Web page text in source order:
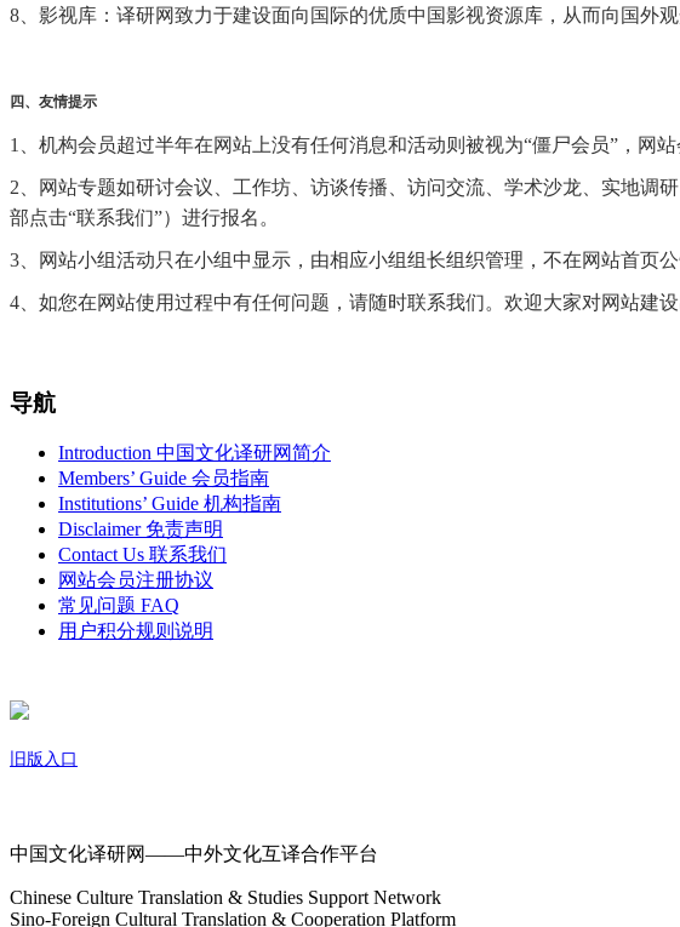
8、影视库：译研网致力于建设面向国际的优质中国影视资源库，从而向国外
四、友情提示
1、机构会员超过半年在网站上没有任何消息和活动则被视为“僵尸会员”，网
2、网站专题如研讨会议、工作坊、访谈传播、访问交流、学术沙龙、实地调
部点击“联系我们”）进行报名。
3、网站小组活动只在小组中显示，由相应小组组长组织管理，不在网站首页公
4、如您在网站使用过程中有任何问题，请随时联系我们。欢迎大家对网站建
导航
Introduction 中国文化译研网简介
Members’ Guide 会员指南
Institutions’ Guide 机构指南
Disclaimer 免责声明
Contact Us 联系我们
网站会员注册协议
常见问题 FAQ
用户积分规则说明
旧版入口
中国文化译研网——中外文化互译合作平台
Chinese Culture Translation & Studies Support Network
Sino-Foreign Cultural Translation & Cooperation Platform